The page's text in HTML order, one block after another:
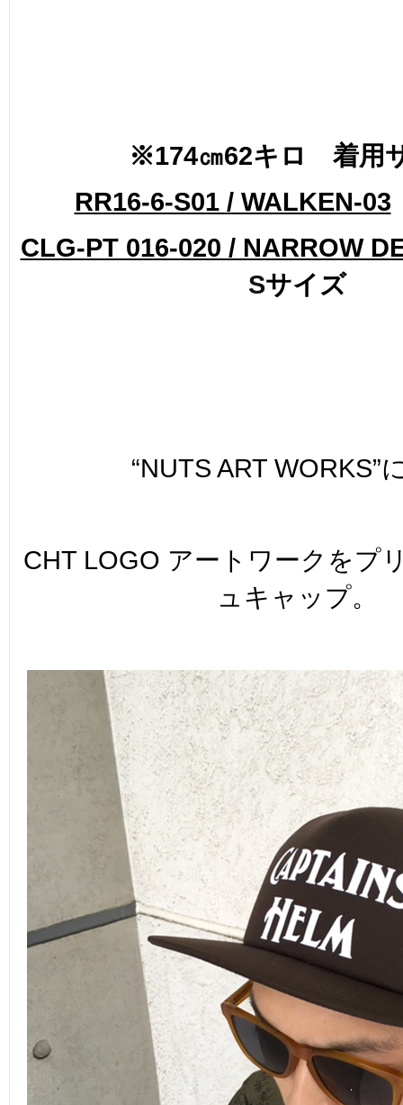
※174㎝62キロ 着用
RR16-6-S01 / WALKEN-03
CLG-PT 016-020 / NARROW
Sサイズ
“NUTS ART WORKS”
CHT LOGO アートワークをプ
ュキャップ。